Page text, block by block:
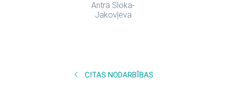
Antra Sloka-
Jakovļeva
CITAS NODARBĪBAS